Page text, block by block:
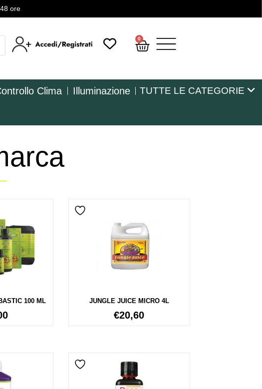
ore
0
Clima Illuminazione TUTTE LE CATEGORIE
100 ML JUNGLE JUICE MICRO 4L
€20,60